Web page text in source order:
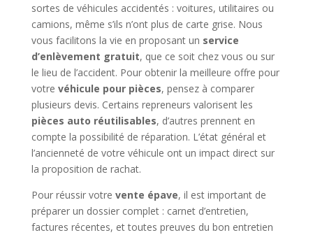
sortes de véhicules accidentés : voitures, utilitaires ou
camions, même s’ils n’ont plus de carte grise. Nous
vous facilitons la vie en proposant un service
d’enlèvement gratuit, que ce soit chez vous ou sur
le lieu de l’accident. Pour obtenir la meilleure offre pour
votre véhicule pour pièces, pensez à comparer
plusieurs devis. Certains repreneurs valorisent les
pièces auto réutilisables, d’autres prennent en
compte la possibilité de réparation. L’état général et
l’ancienneté de votre véhicule ont un impact direct sur
la proposition de rachat.
Pour réussir votre vente épave, il est important de
préparer un dossier complet : carnet d’entretien,
factures récentes, et toutes preuves du bon entretien